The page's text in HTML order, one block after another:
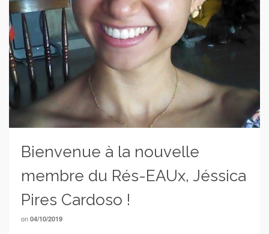
Bienvenue à la nouvelle
membre du Rés-EAUx, Jéssica
Pires Cardoso !
on 04/10/2019